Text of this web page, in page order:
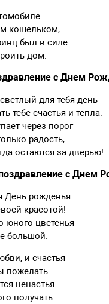
кошельком,
был в силе
дом.
с Днем
для тебя день
тебе счастья и тепла.
через порог
радость,
остаются за дверью!
с Днем
День рожденья
красотой!
юного цветенья
большой.
и счастья
пожелать.
ненастья.
получать.